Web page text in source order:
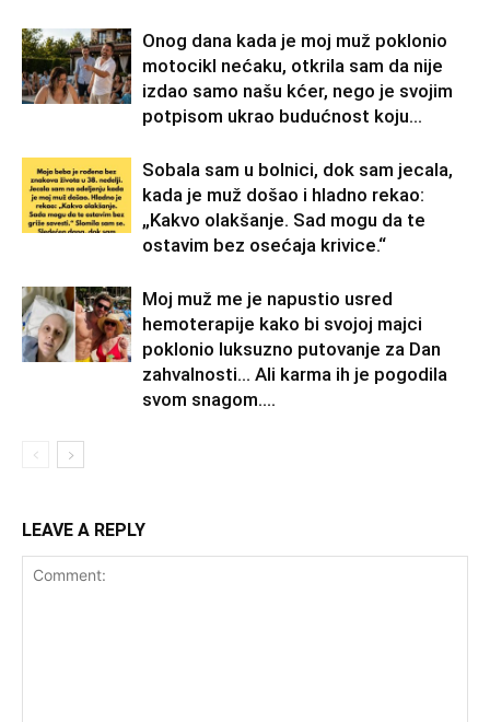
Onog dana kada je moj muž poklonio
motocikl nećaku, otkrila sam da nije
izdao samo našu kćer, nego je svojim
potpisom ukrao budućnost koju...
Sobala sam u bolnici, dok sam jecala,
kada je muž došao i hladno rekao:
„Kakvo olakšanje. Sad mogu da te
ostavim bez osećaja krivice.“
Moj muž me je napustio usred
hemoterapije kako bi svojoj majci
poklonio luksuzno putovanje za Dan
zahvalnosti… Ali karma ih je pogodila
svom snagom....
LEAVE A REPLY